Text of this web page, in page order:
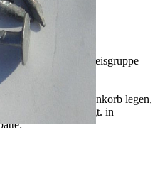
aller Artikel
in Preisgruppe
in den Warenkorb legen,
und dort angezeigt. in